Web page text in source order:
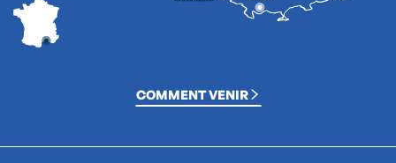
COMMENT VENIR